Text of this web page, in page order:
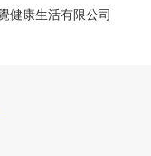
健康生活有限公司